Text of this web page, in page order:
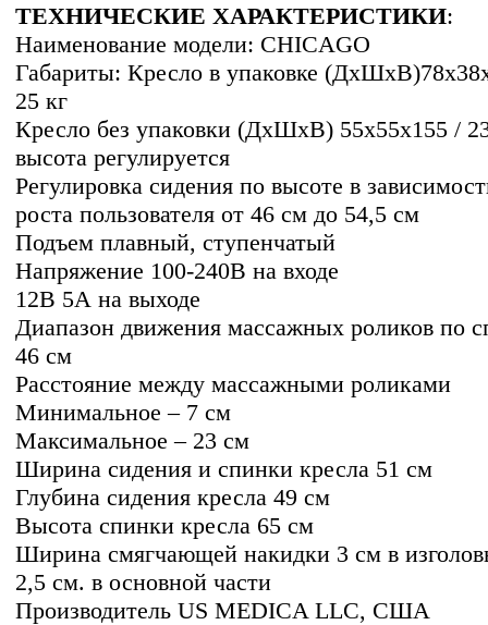
ТЕХНИЧЕСКИЕ ХАРАКТЕРИСТИКИ:
Наименование модели: СHICAGO
Габариты: Кресло в упаковке
25 кг
Кресло без упаковки (ДхШхВ) 55х55х155 /
высота регулируется
Регулировка сидения по высоте в
роста пользователя от 46 см до 54,5 см
Подъем плавный, ступенчатый
Напряжение 100-240B на входе
12В 5А на выходе
Диапазон движения массажных роликов по
46 см
Расстояние между массажными роликами
Минимальное – 7 см
Максимальное – 23 см
Ширина сидения и спинки кресла 51 см
Глубина сидения кресла 49 см
Высота спинки кресла 65 см
Ширина смягчающей накидки 3 см в
2,5 см. в основной части
Производитель US MEDICA LLC, США